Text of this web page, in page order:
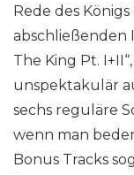
Rede des
abschließenden
The King Pt.
unspektakulär
sechs reguläre
wenn man
Bonus Tracks